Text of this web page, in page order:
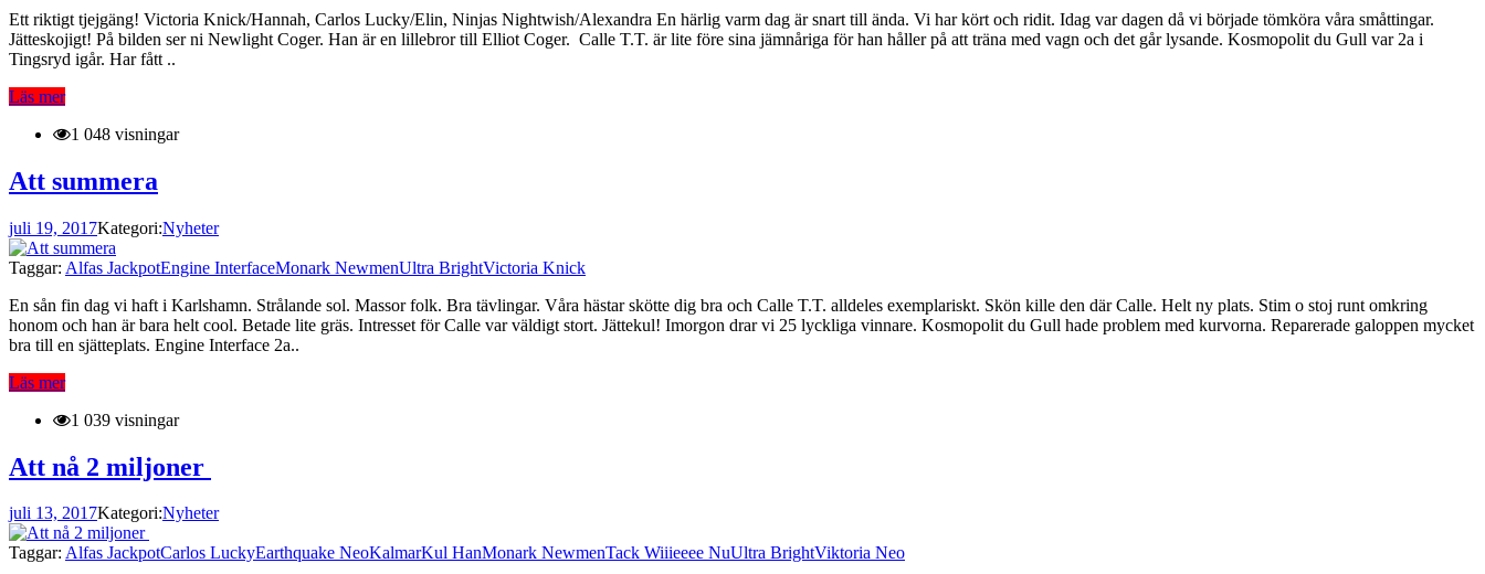
Ett riktigt tjejgäng! Victoria Knick/Hannah, Carlos Lucky/Elin, Ninjas Nightwish/Alexandra En härlig varm dag är snart till ända. Vi har kört och ridit. Idag var dagen då vi började tömköra våra småttingar.
Jätteskojigt! På bilden ser ni Newlight Coger. Han är en lillebror till Elliot Coger. Calle T.T. är lite före sina jämnåriga för han håller på att träna med vagn och det går lysande. Kosmopolit du Gull var 2a i
Tingsryd igår. Har fått ..
Läs mer
1 048 visningar
Att summera
juli 19, 2017Kategori:Nyheter
Taggar: Alfas JackpotEngine InterfaceMonark NewmenUltra BrightVictoria Knick
En sån fin dag vi haft i Karlshamn. Strålande sol. Massor folk. Bra tävlingar. Våra hästar skötte dig bra och Calle T.T. alldeles exemplariskt. Skön kille den där Calle. Helt ny plats. Stim o stoj runt omkring
honom och han är bara helt cool. Betade lite gräs. Intresset för Calle var väldigt stort. Jättekul! Imorgon drar vi 25 lyckliga vinnare. Kosmopolit du Gull hade problem med kurvorna. Reparerade galoppen mycket
bra till en sjätteplats. Engine Interface 2a..
Läs mer
1 039 visningar
Att nå 2 miljoner
juli 13, 2017Kategori:Nyheter
Taggar: Alfas JackpotCarlos LuckyEarthquake NeoKalmarKul HanMonark NewmenTack Wiiieeee NuUltra BrightViktoria Neo